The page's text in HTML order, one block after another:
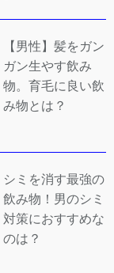
【男性】髪をガン
ガン生やす飲み
物。育毛に良い飲
み物とは？
シミを消す最強の
飲み物！男のシミ
対策におすすめな
のは？